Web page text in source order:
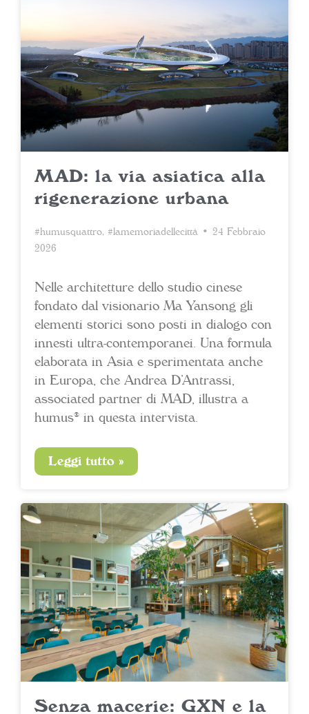
MAD: la via asiatica alla
rigenerazione urbana
#humusquattro, #lamemoriadellecittà • 24 Febbraio
2026
Nelle architetture dello studio cinese
fondato dal visionario Ma Yansong gli
elementi storici sono posti in dialogo con
innesti ultra-contemporanei. Una formula
elaborata in Asia e sperimentata anche
in Europa, che Andrea D’Antrassi,
associated partner di MAD, illustra a
humus® in questa intervista.
Leggi tutto »
Senza macerie: GXN e la